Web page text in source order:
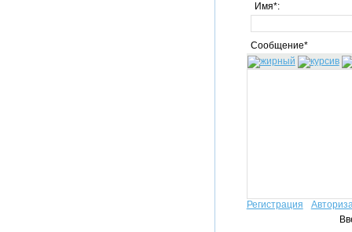
Имя*:
Сообщение*
Регистрация